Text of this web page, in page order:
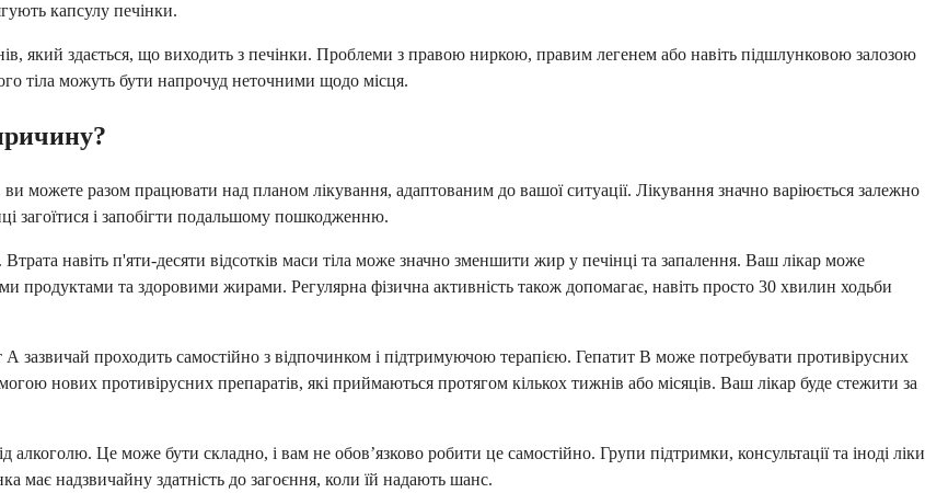
капсулу печінки.
який здається, що виходить з печінки. Проблеми з правою ниркою, правим легенем або навіть підшлунковою залозою
тіла можуть бути напрочуд неточними щодо місця.
можете разом працювати над планом лікування, адаптованим до вашої ситуації. Лікування значно варіюється залежно
загоїтися і запобігти подальшому пошкодженню.
навіть п'яти-десяти відсотків маси тіла може значно зменшити жир у печінці та запалення. Ваш лікар може
продуктами та здоровими жирами. Регулярна фізична активність також допомагає, навіть просто 30 хвилин ходьби
зазвичай проходить самостійно з відпочинком і підтримуючою терапією. Гепатит В може потребувати противірусних
нових противірусних препаратів, які приймаються протягом кількох тижнів або місяців. Ваш лікар буде стежити за
Це може бути складно, і вам не обов’язково робити це самостійно. Групи підтримки, консультації та іноді ліки
надзвичайну здатність до загоєння, коли їй надають шанс.